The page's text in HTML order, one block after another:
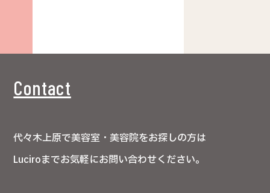
Contact
代々木上原で美容室・美容院をお探しの方は
Luciroまでお気軽にお問い合わせください。